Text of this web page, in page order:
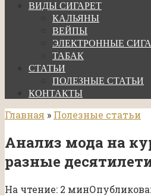
ВИДЫ СИГАРЕТ
КАЛЬЯНЫ
ВЕЙПЫ
ЭЛЕКТРОННЫЕ
ТАБАК
СТАТЬИ
ПОЛЕЗНЫЕ СТАТЬИ
КОНТАКТЫ
Главная » Полезные статьи
Анализ мода на
разные
На чтение: 2 мин